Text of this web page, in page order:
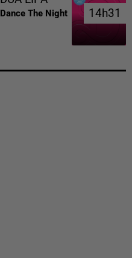
Dance The Night 14h31
14h31